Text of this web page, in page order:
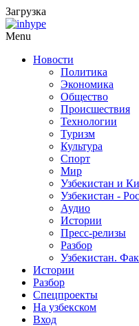
Загрузка
Menu
Новости
Политика
Экономика
Общество
Происшествия
Технологии
Туризм
Культура
Спорт
Мир
Узбекистан и
Узбекистан -
Аудио
Истории
Пресс-релизы
Разбор
Узбекистан.
Истории
Разбор
Спецпроекты
На узбекском
Вход